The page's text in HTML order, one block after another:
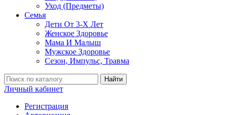
Уход (Предметы)
Семья
Дети От 3-Х Лет
Женское Здоровье
Мама И Малыш
Мужское Здоровье
Сезон, Импульс, Травма
Найти
Личный кабинет
Регистрация